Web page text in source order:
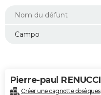
BRICOLAGE
WEEK-END
Alimentation
Guide de la santé
Maladies
Médicaments
Sommeil
VOYAGE
Pierre-paul RENUCCI
Créer une cagnotte obsèques